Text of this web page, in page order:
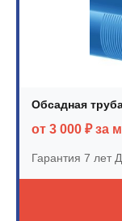
Обсадная
от 3 000 ₽ за
Гарантия 7 лет